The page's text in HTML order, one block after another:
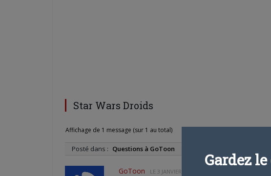
Star Wars Droids
Affichage de 1 message (sur 1 au total)
Posté dans : Questions à GoToon
GoToon LE 3 JANVIER 2005 À 18 H 33 MIN
Gardez